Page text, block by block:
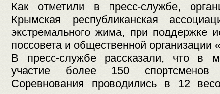
Как отметили в пресс-службе,
Крымская республиканская
экстремального жима, при поддержке
поссовета и общественной организации
В пресс-службе рассказали, что в
участие более 150
Соревнования проводились в 12